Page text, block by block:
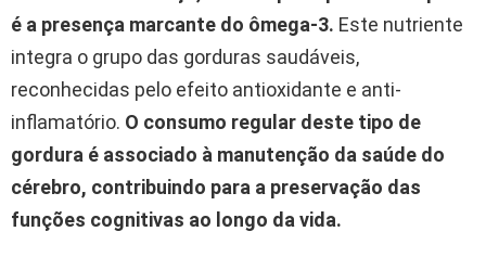
é a presença marcante do ômega-3. Este nutriente
integra o grupo das gorduras saudáveis,
reconhecidas pelo efeito antioxidante e anti-
inflamatório. O consumo regular deste tipo de
gordura é associado à manutenção da saúde do
cérebro, contribuindo para a preservação das
funções cognitivas ao longo da vida.